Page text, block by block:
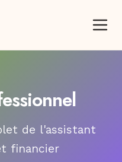
de l'assistant
financier